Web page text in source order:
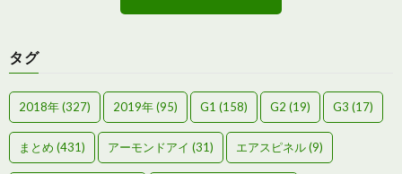
タグ
2018年(327) 2019年(95) G1 (158) G2 (19) G3 (17)
まとめ (431) アーモンドアイ (31) エアスピネル(9)